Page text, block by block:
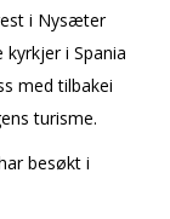
i Nysæter
i Spania
med tilbakei
turisme.
besøkt i